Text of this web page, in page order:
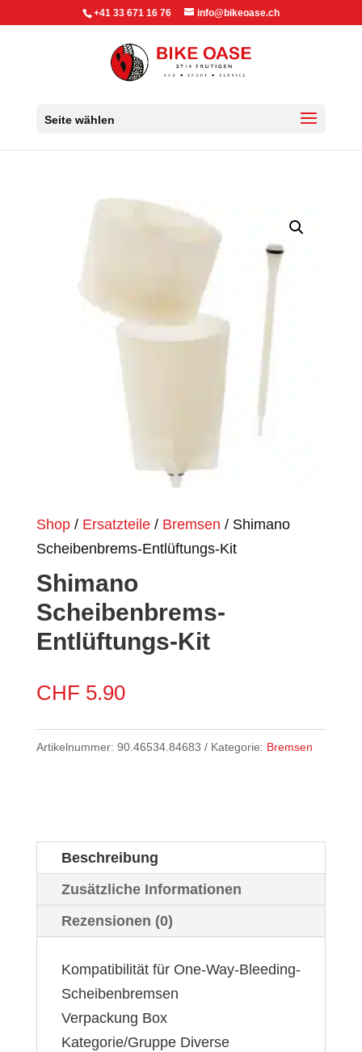
+41 33 671 16 76 info@bikeoase.ch
Seite wählen
Shop/ Ersatzteile/ Bremsen / Shimano
Scheibenbrems-Entlüftungs-Kit
Shimano
Scheibenbrems-
Entlüftungs-Kit
CHF 5.90
Artikelnummer: 90.46534.84683 Kategorie: Bremsen
Beschreibung
Zusätzliche Informationen
Rezensionen (0)
Kompatibilität für One-Way-Bleeding-
Scheibenbremsen
Verpackung Box
Kategorie/Gruppe Diverse